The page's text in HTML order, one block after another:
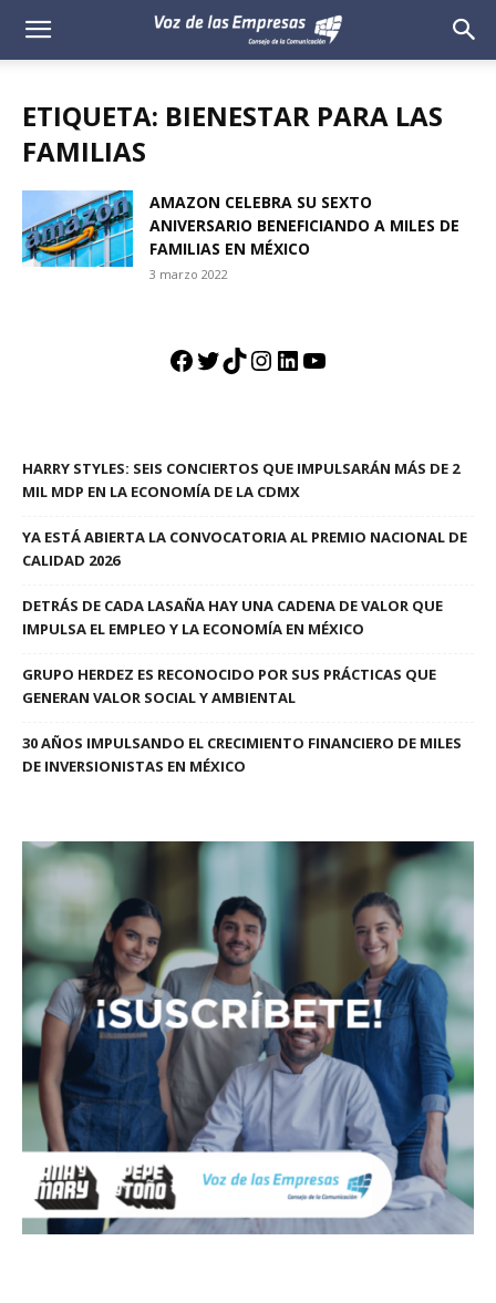
Voz
Empresas
ETIQUETA: BIENESTAR PARA LAS
FAMILIAS
AMAZON CELEBRA SU SEXTO
ANIVERSARIO BENEFICIANDO A MILES DE
FAMILIAS EN MÉXICO
3 marzo 2022
Facebook
Twitter
TikTok
Instagram
LinkedIn
YouTube
HARRY STYLES: SEIS CONCIERTOS QUE IMPULSARÁN MÁS DE 2
MIL MDP EN LA ECONOMÍA DE LA CDMX
YA ESTÁ ABIERTA LA CONVOCATORIA AL PREMIO NACIONAL DE
CALIDAD 2026
DETRÁS DE CADA LASAÑA HAY UNA CADENA DE VALOR QUE
IMPULSA EL EMPLEO Y LA ECONOMÍA EN MÉXICO
GRUPO HERDEZ ES RECONOCIDO POR SUS PRÁCTICAS QUE
GENERAN VALOR SOCIAL Y AMBIENTAL
30 AÑOS IMPULSANDO EL CRECIMIENTO FINANCIERO DE MILES
DE INVERSIONISTAS EN MÉXICO